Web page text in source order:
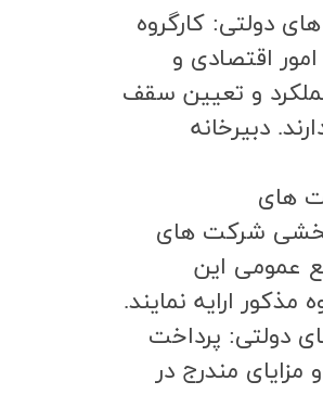
دولتی: كارگروه
اقتصادي و
و تعيين سقف
دبيرخانه
های
شركت هاي
نمايد. مجامع عمومي اين
ارايه نمايند.
دولتی: پرداخت
مندرج در